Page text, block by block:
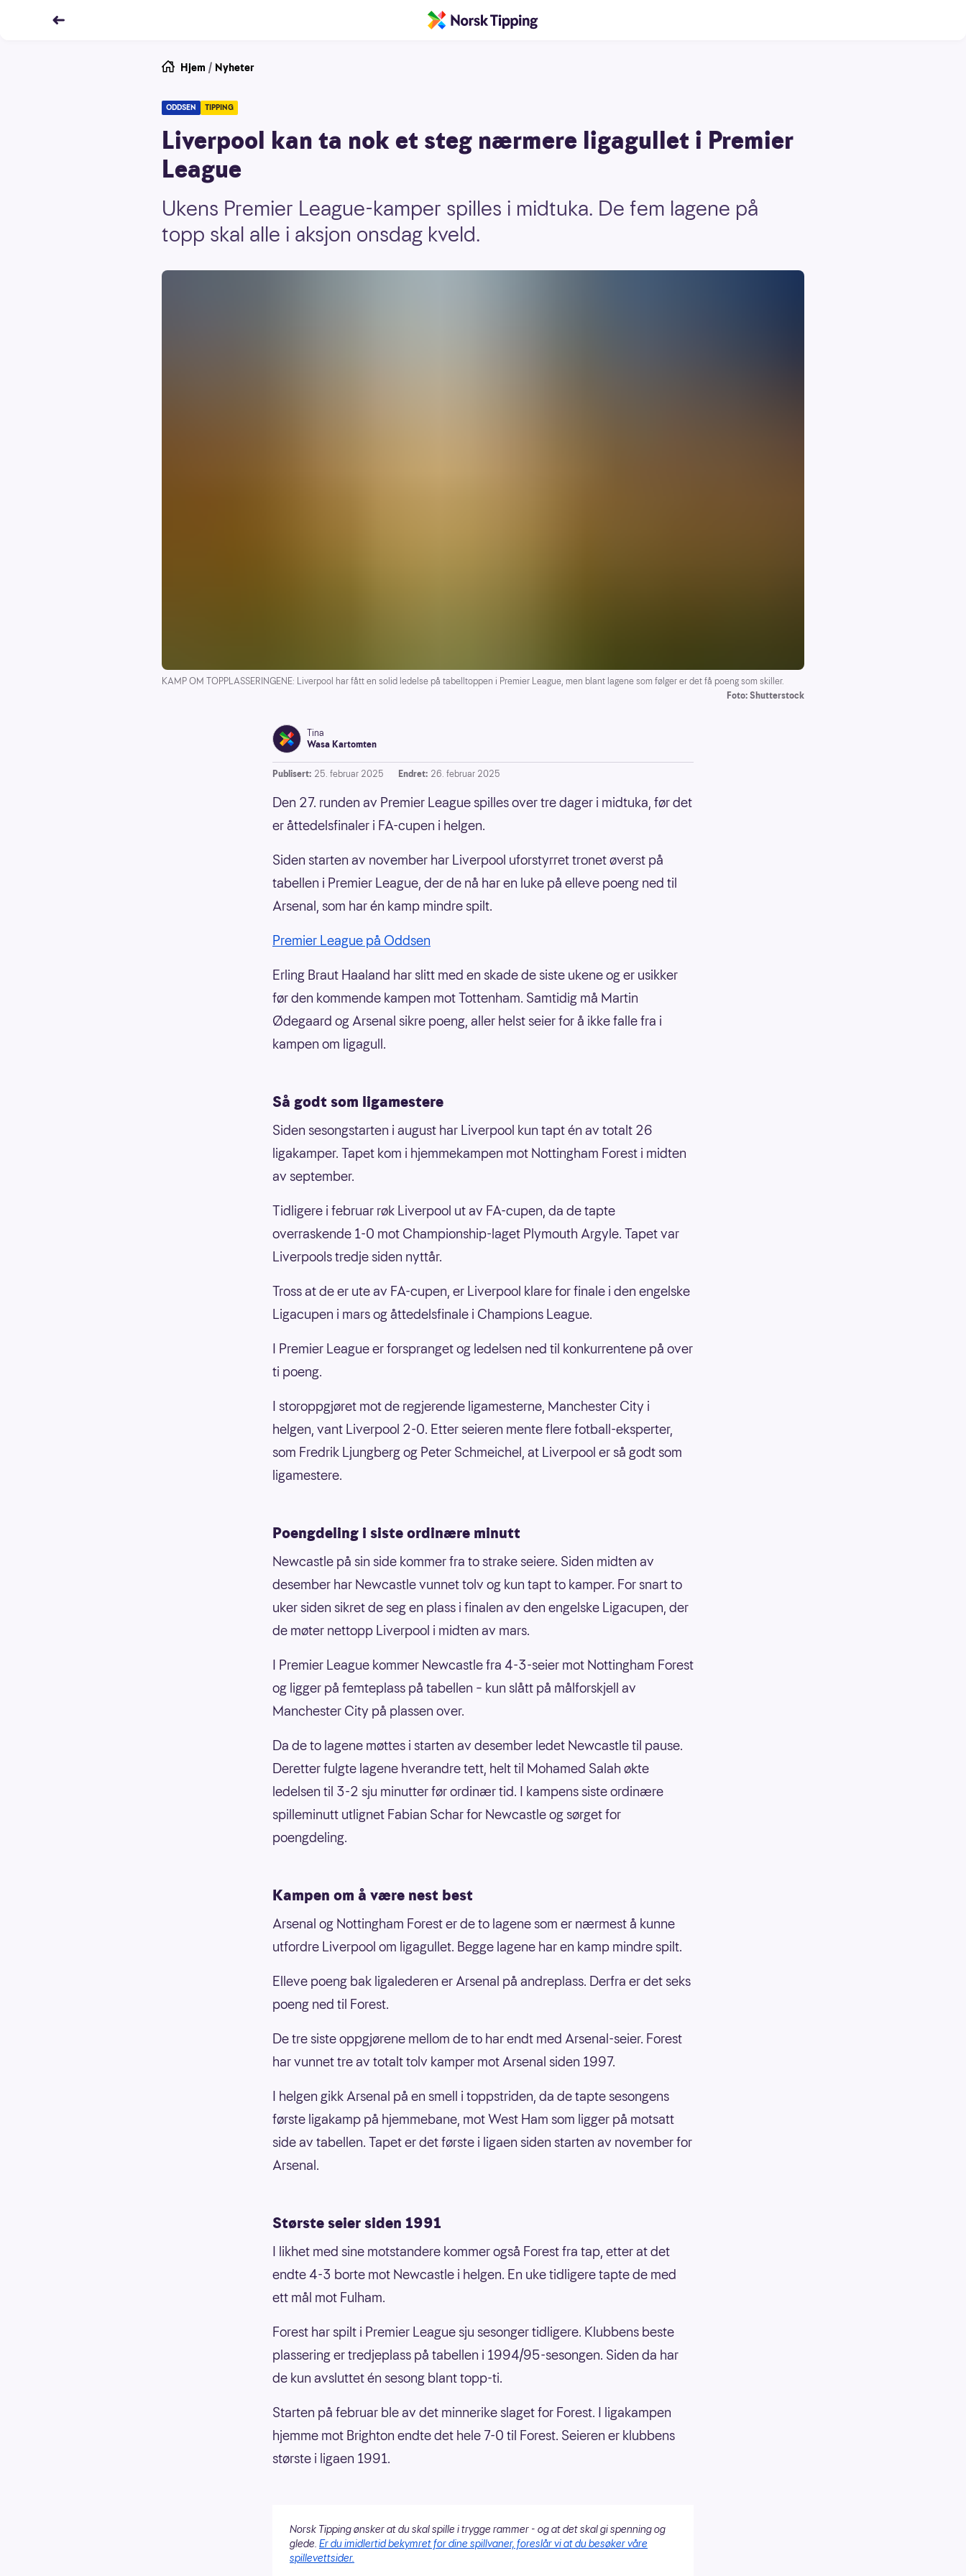
Hjem / Nyheter
ODDSEN TIPPING
Liverpool kan ta nok et steg nærmere ligagullet i Premier
League
Ukens Premier League-kamper spilles i midtuka. De fem lagene på
topp skal alle i aksjon onsdag kveld.
KAMP OM TOPPLASSERINGENE: Liverpool har fått en solid ledelse på tabelltoppen i Premier League, men blant lagene som følger er det få poeng som skiller.
Foto: Shutterstock
Tina
Wasa Kartomten
Publisert: 25. februar 2025 Endret: 26. februar 2025
Den 27. runden av Premier League spilles over tre dager i midtuka, før det
er åttedelsfinaler i FA-cupen i helgen.
Siden starten av november har Liverpool uforstyrret tronet øverst på
tabellen i Premier League, der de nå har en luke på elleve poeng ned til
Arsenal, som har én kamp mindre spilt.
Premier League på Oddsen
Erling Braut Haaland har slitt med en skade de siste ukene og er usikker
før den kommende kampen mot Tottenham. Samtidig må Martin
Ødegaard og Arsenal sikre poeng, aller helst seier for å ikke falle fra i
kampen om ligagull.
Så godt som ligamestere
Siden sesongstarten i august har Liverpool kun tapt én av totalt 26
ligakamper. Tapet kom i hjemmekampen mot Nottingham Forest i midten
av september.
Tidligere i februar røk Liverpool ut av FA-cupen, da de tapte
overraskende 1-0 mot Championship-laget Plymouth Argyle. Tapet var
Liverpools tredje siden nyttår.
Tross at de er ute av FA-cupen, er Liverpool klare for finale i den engelske
Ligacupen i mars og åttedelsfinale i Champions League.
I Premier League er forspranget og ledelsen ned til konkurrentene på over
ti poeng.
I storoppgjøret mot de regjerende ligamesterne, Manchester City i
helgen, vant Liverpool 2-0. Etter seieren mente flere fotball-eksperter,
som Fredrik Ljungberg og Peter Schmeichel, at Liverpool er så godt som
ligamestere.
Poengdeling i siste ordinære minutt
Newcastle på sin side kommer fra to strake seiere. Siden midten av
desember har Newcastle vunnet tolv og kun tapt to kamper. For snart to
uker siden sikret de seg en plass i finalen av den engelske Ligacupen, der
de møter nettopp Liverpool i midten av mars.
I Premier League kommer Newcastle fra 4-3-seier mot Nottingham Forest
og ligger på femteplass på tabellen – kun slått på målforskjell av
Manchester City på plassen over.
Da de to lagene møttes i starten av desember ledet Newcastle til pause.
Deretter fulgte lagene hverandre tett, helt til Mohamed Salah økte
ledelsen til 3-2 sju minutter før ordinær tid. I kampens siste ordinære
spilleminutt utlignet Fabian Schar for Newcastle og sørget for
poengdeling.
Kampen om å være nest best
Arsenal og Nottingham Forest er de to lagene som er nærmest å kunne
utfordre Liverpool om ligagullet. Begge lagene har en kamp mindre spilt.
Elleve poeng bak ligalederen er Arsenal på andreplass. Derfra er det seks
poeng ned til Forest.
De tre siste oppgjørene mellom de to har endt med Arsenal-seier. Forest
har vunnet tre av totalt tolv kamper mot Arsenal siden 1997.
I helgen gikk Arsenal på en smell i toppstriden, da de tapte sesongens
første ligakamp på hjemmebane, mot West Ham som ligger på motsatt
side av tabellen. Tapet er det første i ligaen siden starten av november for
Arsenal.
Største seier siden 1991
I likhet med sine motstandere kommer også Forest fra tap, etter at det
endte 4-3 borte mot Newcastle i helgen. En uke tidligere tapte de med
ett mål mot Fulham.
Forest har spilt i Premier League sju sesonger tidligere. Klubbens beste
plassering er tredjeplass på tabellen i 1994/95-sesongen. Siden da har
de kun avsluttet én sesong blant topp-ti.
Starten på februar ble av det minnerike slaget for Forest. I ligakampen
hjemme mot Brighton endte det hele 7-0 til Forest. Seieren er klubbens
største i ligaen 1991.
Norsk Tipping ønsker at du skal spille i trygge rammer - og at det skal gi spenning og
glede. Er du imidlertid bekymret for dine spillvaner, foreslår vi at du besøker våre
spillevettsider.